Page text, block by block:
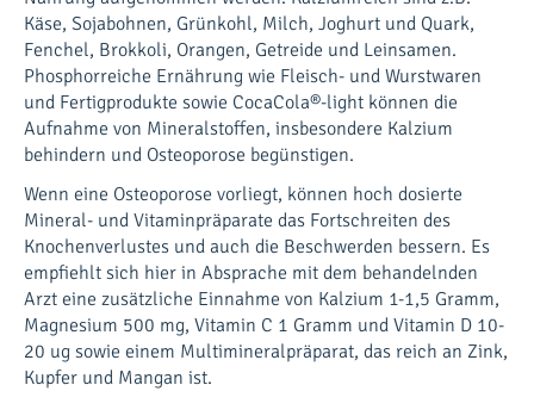
Käse, Sojabohnen, Grünkohl, Milch, Joghurt und Quark,
Fenchel, Brokkoli, Orangen, Getreide und Leinsamen.
Phosphorreiche Ernährung wie Fleisch- und Wurstwaren
und Fertigprodukte sowie CocaCola®-light können die
Aufnahme von Mineralstoffen, insbesondere Kalzium
behindern und Osteoporose begünstigen.
Wenn eine Osteoporose vorliegt, können hoch dosierte
Mineral- und Vitaminpräparate das Fortschreiten des
Knochenverlustes und auch die Beschwerden bessern. Es
empfiehlt sich hier in Absprache mit dem behandelnden
Arzt eine zusätzliche Einnahme von Kalzium 1-1,5 Gramm,
Magnesium 500 mg, Vitamin C 1 Gramm und Vitamin D 10-
20 ug sowie einem Multimineralpräparat, das reich an Zink,
Kupfer und Mangan ist.